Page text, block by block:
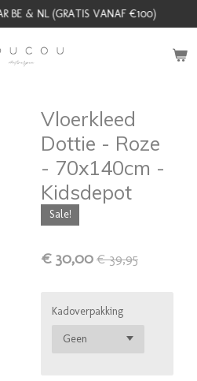
BE & NL (GRATIS VANAF €100)
Vloerkleed
Dottie - Roze
- 70x140cm -
Kidsdepot
Sale!
€ 30,00 € 39,95
Kadoverpakking